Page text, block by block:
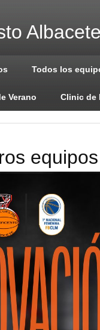
Todos los
Verano Clinic de